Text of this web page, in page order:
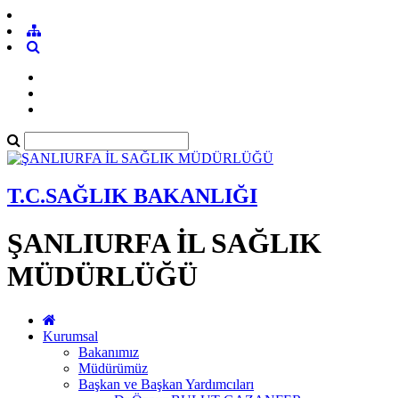
T.C.SAĞLIK BAKANLIĞI
ŞANLIURFA İL SAĞLIK
MÜDÜRLÜĞÜ
Kurumsal
Bakanımız
Müdürümüz
Başkan ve Başkan Yardımcıları